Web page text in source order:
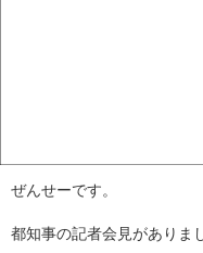
ぜんせーです。
都知事の記者会見がありま